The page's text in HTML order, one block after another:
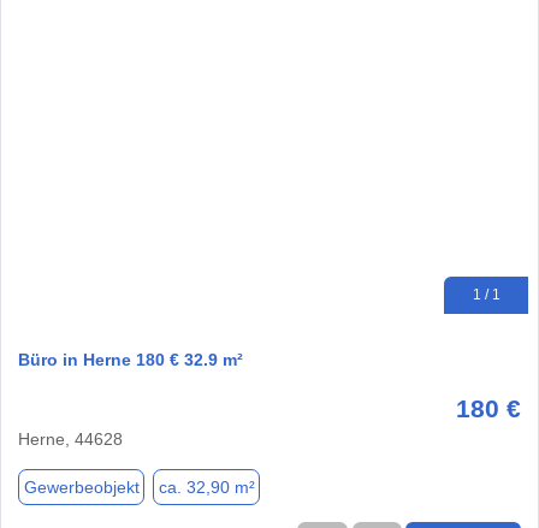
1 / 1
Büro in Herne 180 € 32.9 m²
180 €
Herne, 44628
Gewerbeobjekt ca. 32,90 m²